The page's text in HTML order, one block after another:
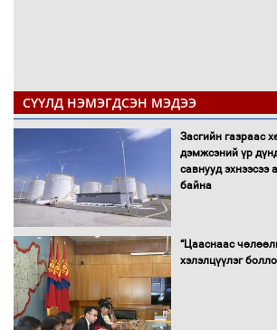
СҮҮЛД НЭМЭГДСЭН МЭДЭЭ
Засгийн газраас
дэмжсэний үр
савнууд
байна
“Цааснаас
хэлэлцүүлэг